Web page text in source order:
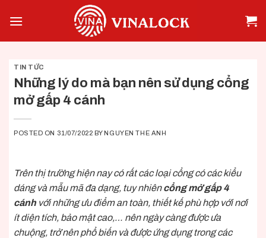
TIN TỨC
Những lý do mà bạn nên sử dụng cổng
mở gấp 4 cánh
POSTED ON 31/07/2022 BY NGUYEN THE ANH
Trên thị trường hiện nay có rất các loại cổng có các kiểu
dáng và mẫu mã đa dạng, tuy nhiêncổng mở gấp 4
cánhvới những ưu điểm an toàn, thiết kế phù hợp với nơi
ít diện tích, bảo mật cao,… nên ngày càng được ưa
chuộng, trở nên phổ biến và được ứng dụng trong các